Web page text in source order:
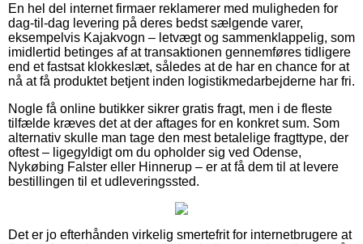
En hel del internet firmaer reklamerer med muligheden for
dag-til-dag levering på deres bedst sælgende varer,
eksempelvis Kajakvogn – letvægt og sammenklappelig, som
imidlertid betinges af at transaktionen gennemføres tidligere
end et fastsat klokkeslæt, således at de har en chance for at
nå at få produktet betjent inden logistikmedarbejderne har fri.
Nogle få online butikker sikrer gratis fragt, men i de fleste
tilfælde kræves det at der aftages for en konkret sum. Som
alternativ skulle man tage den mest betalelige fragttype, der
oftest – ligegyldigt om du opholder sig ved Odense,
Nykøbing Falster eller Hinnerup – er at få dem til at levere
bestillingen til et udleveringssted.
Det er jo efterhånden virkelig smertefrit for internetbrugere at